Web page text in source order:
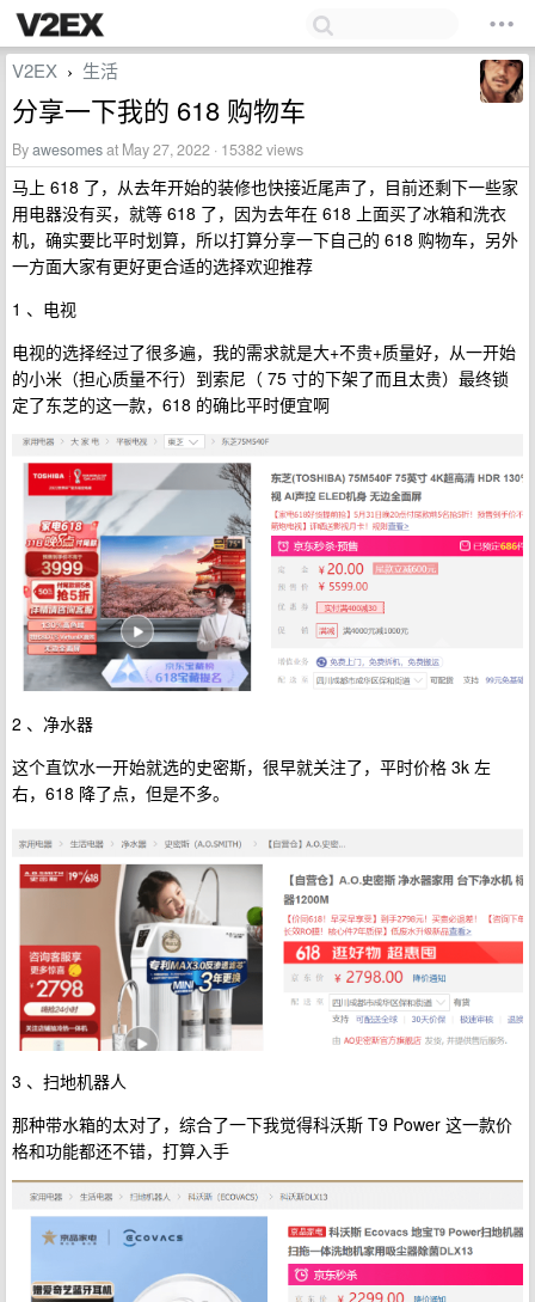
V2EX › 生活
分享一下我的 618 购物车
Byawesomesat May 27, 2022 · 15382 views
马上 618 了，从去年开始的装修也快接近尾声了，目前还剩下一些家
用电器没有买，就等 618 了，因为去年在 618 上面买了冰箱和洗衣
机，确实要比平时划算，所以打算分享一下自己的 618 购物车，另外
一方面大家有更好更合适的选择欢迎推荐
1 、电视
电视的选择经过了很多遍，我的需求就是大+不贵+质量好，从一开始
的小米（担心质量不行）到索尼（ 75 寸的下架了而且太贵）最终锁
定了东芝的这一款，618 的确比平时便宜啊
2 、净水器
这个直饮水一开始就选的史密斯，很早就关注了，平时价格 3k 左
右，618 降了点，但是不多。
3 、扫地机器人
那种带水箱的太对了，综合了一下我觉得科沃斯 T9 Power 这一款价
格和功能都还不错，打算入手